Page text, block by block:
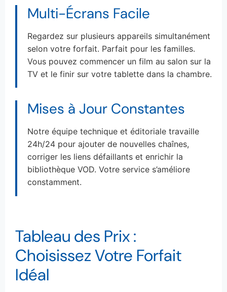
Multi-Écrans Facile
Regardez sur plusieurs appareils simultanément
selon votre forfait. Parfait pour les familles.
Vous pouvez commencer un film au salon sur la
TV et le finir sur votre tablette dans la chambre.
Mises à Jour Constantes
Notre équipe technique et éditoriale travaille
24h/24 pour ajouter de nouvelles chaînes,
corriger les liens défaillants et enrichir la
bibliothèque VOD. Votre service s’améliore
constamment.
Tableau des Prix :
Choisissez Votre Forfait
Idéal